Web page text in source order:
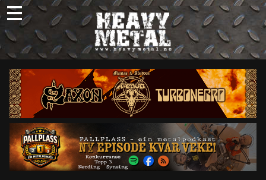
Skip
to
content
Nyheter
Omtaler
Intervjuer
Om oss
Abonner
Søk